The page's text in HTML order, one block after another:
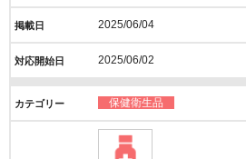
2025/06/04
2025/06/02
保健衛生品